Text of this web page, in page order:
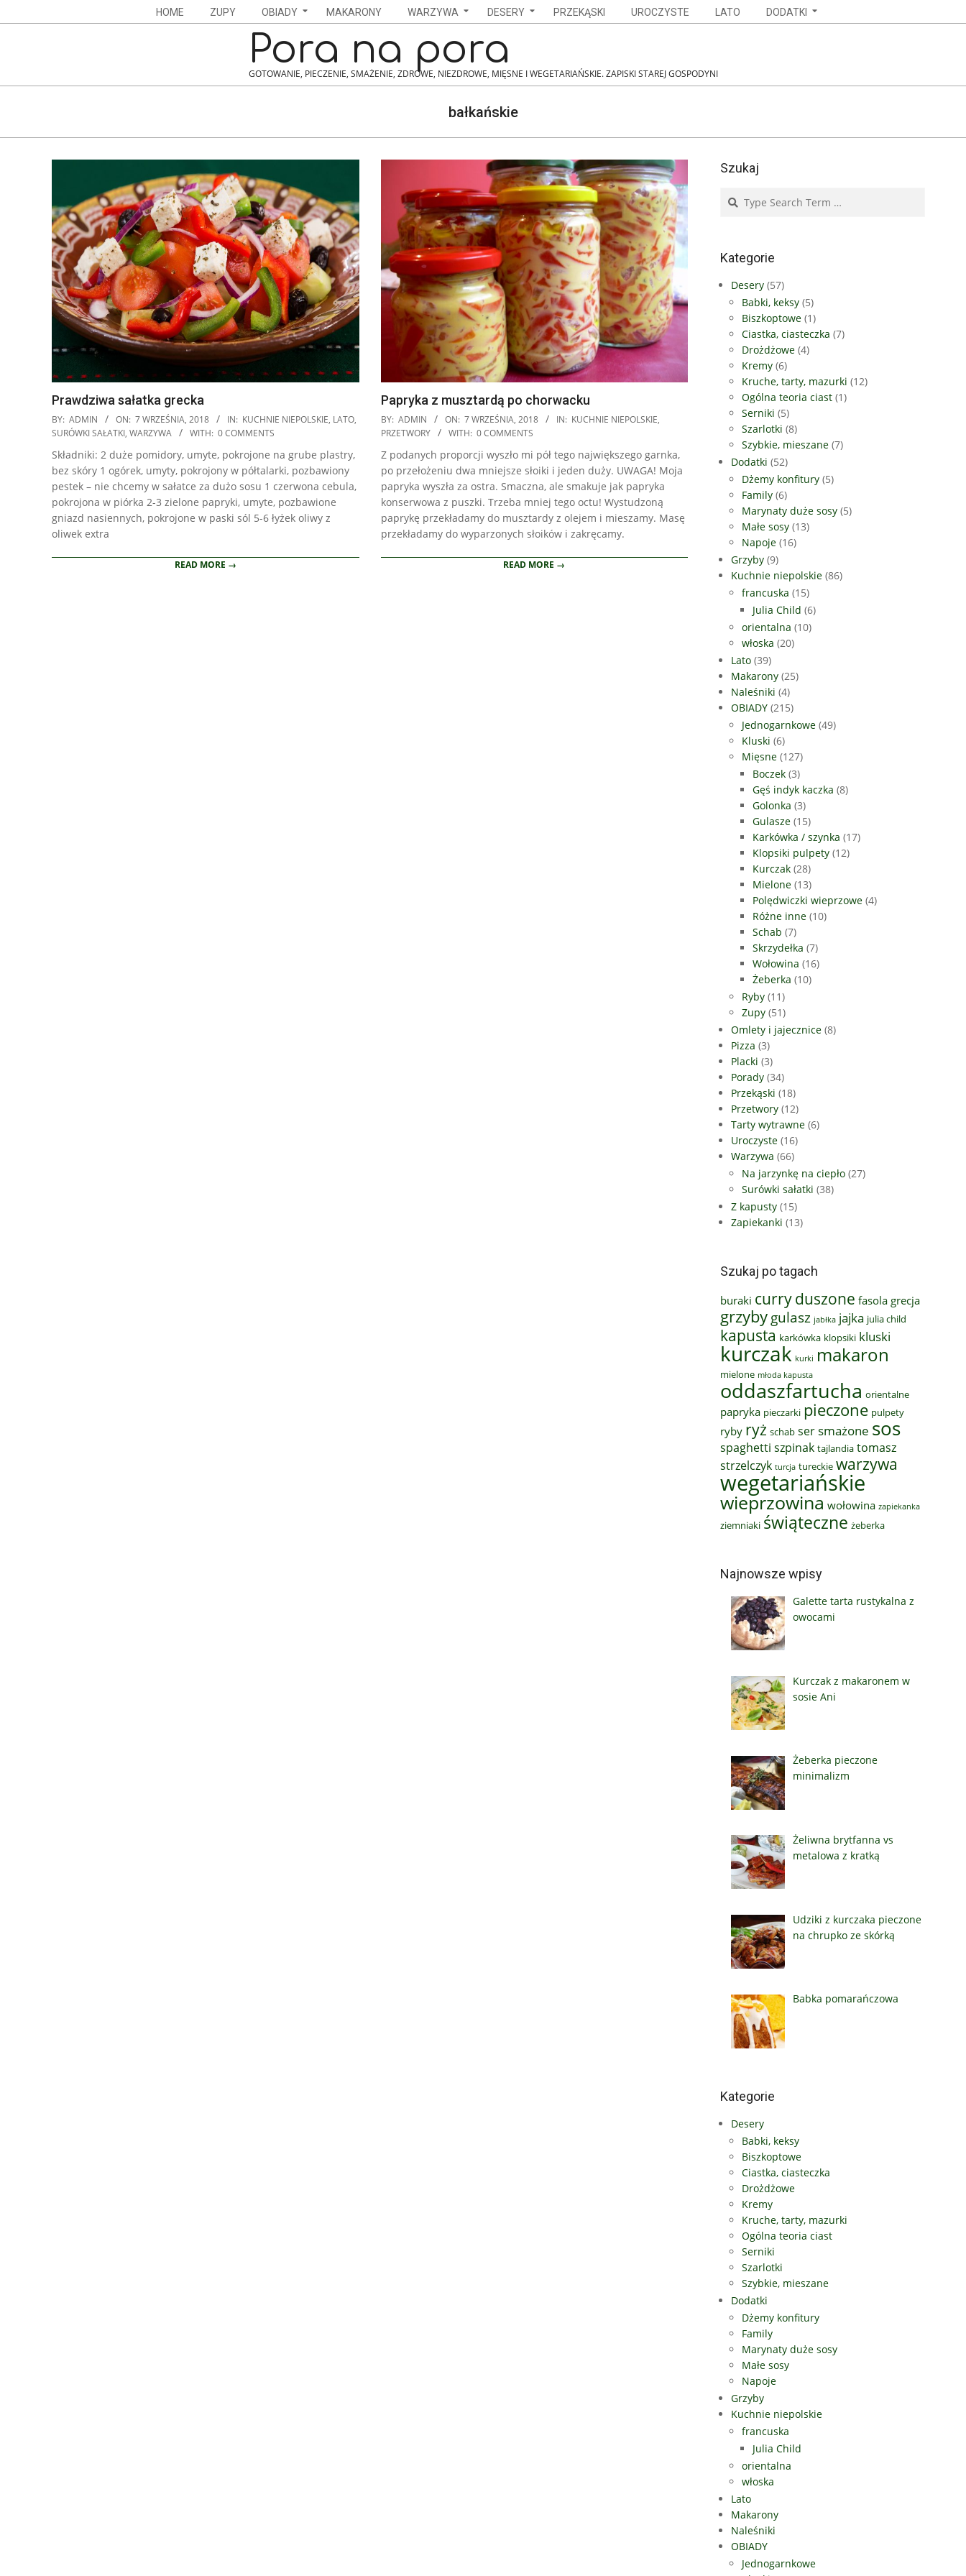
to
Menu
HOME ZUPY OBIADY MAKARONY WARZYWA DESERY PRZEKĄSKI UROCZYSTE LATO DODATKI
Pora na pora
GOTOWANIE, PIECZENIE, SMAŻENIE, ZDROWE, NIEZDROWE, MIĘSNE I WEGETARIAŃSKIE. ZAPISKI STAREJ GOSPODYNI
bałkańskie
Prawdziwa sałatka grecka
2018-
09-
BY: ADMIN ON: 7 WRZEŚNIA, 2018 IN: KUCHNIE NIEPOLSKIE, LATO,
SURÓWKI SAŁATKI, WARZYWA WITH: 0 COMMENTS
Składniki: 2 duże pomidory, umyte, pokrojone na grube plastry,
bez skóry 1 ogórek, umyty, pokrojony w półtalarki, pozbawiony
pestek – nie chcemy w sałatce za dużo sosu 1 czerwona cebula,
pokrojona w piórka 2-3 zielone papryki, umyte, pozbawione
gniazd nasiennych, pokrojone w paski sól 5-6 łyżek oliwy z
oliwek extra
READ MORE →
Papryka z musztardą po chorwacku
2018-
09-
BY: ADMIN ON: 7 WRZEŚNIA, 2018 IN: KUCHNIE NIEPOLSKIE,
PRZETWORY
WITH: 0 COMMENTS
Z podanych proporcji wyszło mi pół tego największego garnka,
po przełożeniu dwa mniejsze słoiki i jeden duży. UWAGA! Moja
papryka wyszła za ostra. Smaczna, ale smakuje jak papryka
konserwowa z puszki. Trzeba mniej tego octu! Wystudzoną
paprykę przekładamy do musztardy z olejem i mieszamy. Masę
przekładamy do wyparzonych słoików i zakręcamy.
READ MORE →
Szukaj
Search
Kategorie
Desery (57)
Babki, keksy (5)
Biszkoptowe (1)
Ciastka, ciasteczka (7)
Drożdżowe (4)
Kremy (6)
Kruche, tarty, mazurki (12)
Ogólna teoria ciast (1)
Serniki (5)
Szarlotki (8)
Szybkie, mieszane (7)
Dodatki (52)
Dżemy konfitury (5)
Family (6)
Marynaty duże sosy (5)
Małe sosy (13)
Napoje (16)
Grzyby (9)
Kuchnie niepolskie (86)
francuska (15)
Julia Child (6)
orientalna (10)
włoska (20)
Lato (39)
Makarony (25)
Naleśniki (4)
OBIADY (215)
Jednogarnkowe (49)
Kluski (6)
Mięsne (127)
Boczek (3)
Gęś indyk kaczka (8)
Golonka (3)
Gulasze (15)
Karkówka / szynka (17)
Klopsiki pulpety (12)
Kurczak (28)
Mielone (13)
Polędwiczki wieprzowe (4)
Różne inne (10)
Schab (7)
Skrzydełka (7)
Wołowina (16)
Żeberka (10)
Ryby (11)
Zupy (51)
Omlety i jajecznice (8)
Pizza (3)
Placki (3)
Porady (34)
Przekąski (18)
Przetwory (12)
Tarty wytrawne (6)
Uroczyste (16)
Warzywa (66)
Na jarzynkę na ciepło (27)
Surówki sałatki (38)
Z kapusty (15)
Zapiekanki (13)
Szukaj po tagach
buraki curryduszone fasola grecja
grzyby gulasz jabłka jajka julia child
kapusta karkówka klopsiki kluski
kurczak kurki makaron
mielone młoda kapusta
oddaszfartucha orientalne
papryka pieczarki pieczone pulpety
ryby ryż schab ser smażone sos
spaghetti szpinak tajlandia tomasz
strzelczyk turcja tureckie warzywa
wegetariańskie
wieprzowina wołowina zapiekanka
ziemniaki świąteczne żeberka
Najnowsze wpisy
Galette tarta rustykalna z
owocami
Kurczak z makaronem w
sosie Ani
Żeberka pieczone
minimalizm
Żeliwna brytfanna vs
metalowa z kratką
Udziki z kurczaka pieczone
na chrupko ze skórką
Babka pomarańczowa
Kategorie
Desery
Babki, keksy
Biszkoptowe
Ciastka, ciasteczka
Drożdżowe
Kremy
Kruche, tarty, mazurki
Ogólna teoria ciast
Serniki
Szarlotki
Szybkie, mieszane
Dodatki
Dżemy konfitury
Family
Marynaty duże sosy
Małe sosy
Napoje
Grzyby
Kuchnie niepolskie
francuska
Julia Child
orientalna
włoska
Lato
Makarony
Naleśniki
OBIADY
Jednogarnkowe